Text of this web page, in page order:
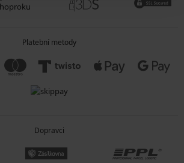
Platební metody
Dopravci